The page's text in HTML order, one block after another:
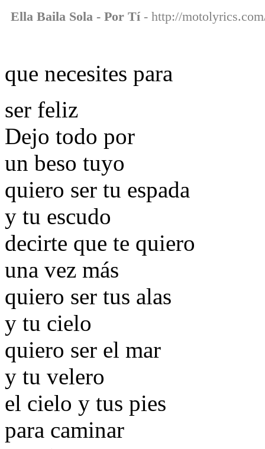
Ella Baila Sola - Por Tí- http://
que necesites para
ser feliz
Dejo todo por
un beso tuyo
quiero ser tu espada
y tu escudo
decirte que te quiero
una vez más
quiero ser tus alas
y tu cielo
quiero ser el mar
y tu velero
el cielo y tus pies
para caminar